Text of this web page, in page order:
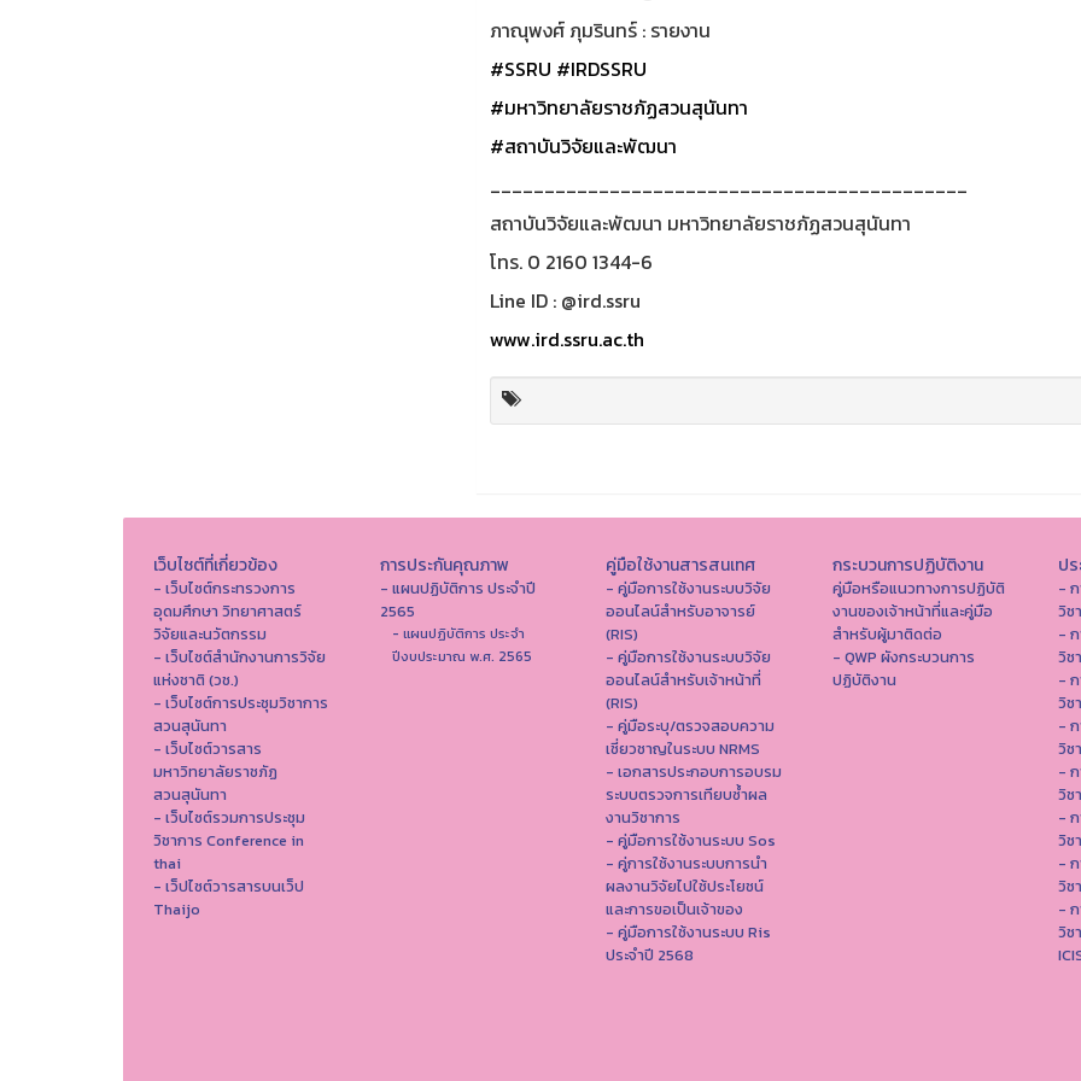
ภาณุพงศ์ ภุมรินทร์ : รายงาน
#SSRU #IRDSSRU
#มหาวิทยาลัยราชภัฏสวนสุนันทา
#สถาบันวิจัยและพัฒนา
____________________________________________
สถาบันวิจัยและพัฒนา มหาวิทยาลัยราชภัฏสวนสุนันทา
โทร. 0 2160 1344-6
Line ID : @ird.ssru
www.ird.ssru.ac.th
เว็บไซต์ที่เกี่ยวข้อง
- เว็บไซต์กระทรวงการ
อุดมศึกษา วิทยาศาสตร์
วิจัยและนวัตกรรม
- เว็บไซต์สำนักงานการวิจัย
แห่งชาติ (วช.)
- เว็บไซต์การประชุมวิชาการ
สวนสุนันทา
- เว็บไซต์วารสาร
มหาวิทยาลัยราชภัฏ
สวนสุนันทา
- เว็บไซต์รวมการประชุม
วิชาการ Conference in
thai
- เว็ปไซต์วารสารบนเว็ป
Thaijo
การประกันคุณภาพ
- แผนปฏิบัติการ ประจำปี
2565
- แผนปฏิบัติการ ประจำ
ปีงบประมาณ พ.ศ. 2565
คู่มือใช้งานสารสนเทศ
- คู่มือการใช้งานระบบวิจัย
ออนไลน์สำหรับอาจารย์
(RIS)
- คู่มือการใช้งานระบบวิจัย
ออนไลน์สำหรับเจ้าหน้าที่
(RIS)
- คู่มือระบุ/ตรวจสอบความ
เชี่ยวชาญในระบบ NRMS
- เอกสารประกอบการอบรม
ระบบตรวจการเทียบซ้ำผล
งานวิชาการ
- คู่มือการใช้งานระบบ Sos
- คู่การใช้งานระบบการนำ
ผลงานวิจัยไปใช้ประโยชน์
และการขอเป็นเจ้าของ
- คู่มือการใช้งานระบบ Ris
ประจำปี 2568
กระบวนการปฏิบัติงาน
คู่มือหรือแนวทางการปฏิบัติ
งานของเจ้าหน้าที่และคู่มือ
สำหรับผู้มาติดต่อ
- QWP ผังกระบวนการ
ปฏิบัติงาน
ป
-
วิช
-
วิช
-
วิช
-
วิช
-
วิช
-
วิช
-
วิช
-
วิช